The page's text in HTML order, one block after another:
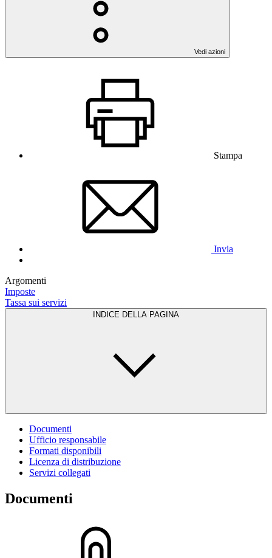
Vedi azioni
Stampa
Invia
Argomenti
Imposte
Tassa sui servizi
INDICE DELLA PAGINA
Documenti
Ufficio responsabile
Formati disponibili
Licenza di distribuzione
Servizi collegati
Documenti